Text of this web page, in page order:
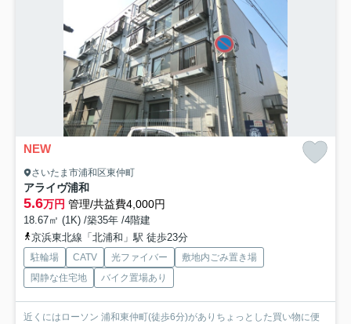
NEW
さいたま市浦和区東仲町
アライヴ浦和
5.6万円 管理/共益費4,000円
18.67㎡ (1K) /築35年 /4階建
京浜東北線「北浦和」駅 徒歩23分
駐輪場 CATV 光ファイバー
敷地内ごみ置き場
閑静な住宅地
バイク置場あり
近くにはローソン 浦和東仲町(徒歩6分)がありちょっとした買い物に便